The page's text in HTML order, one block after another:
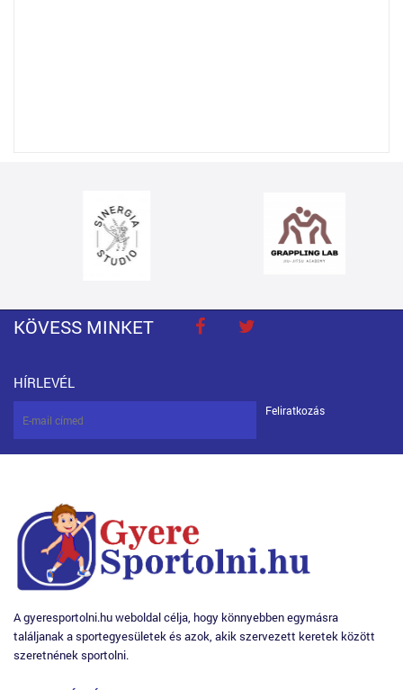
KÖVESS MINKET
HÍRLEVÉL
Feliratkozás
A gyeresportolni.hu weboldal célja, hogy könnyebben egymásra
találjanak a sportegyesületek és azok, akik szervezett keretek között
szeretnének sportolni.